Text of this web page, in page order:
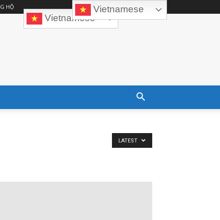
HỘ
Vietnamese
LATEST
Vietnamese